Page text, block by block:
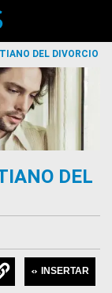
DEL DIVORCIO
DEL
INSERTAR